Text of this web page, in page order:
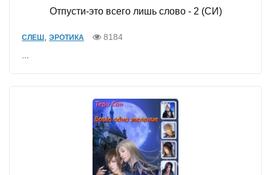
Отпусти-это всего лишь слово - 2 (СИ)
СЛЕШ , ЭРОТИКА
8184
...